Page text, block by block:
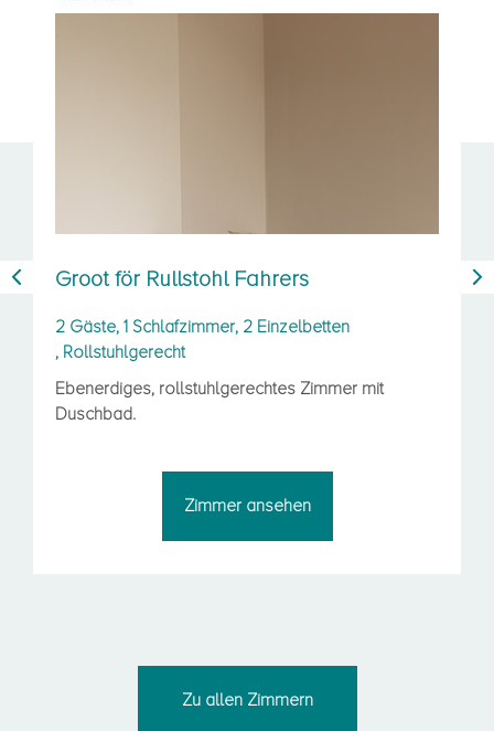
mit
Middel groot för twee
2 Gäste, 1 Schlafzimmer
Ebenerdiges Doppelzimmer mit
Zu allen Zimmern